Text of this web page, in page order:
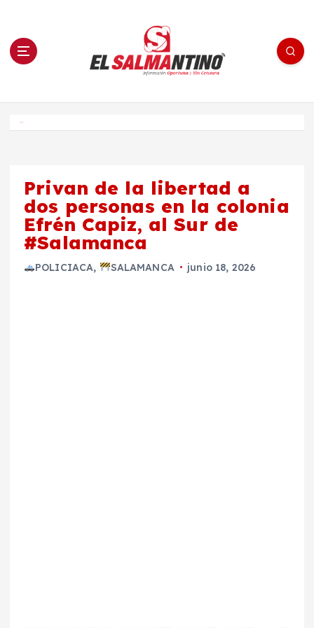
n El Salmantino - medios/noticias/editorial
Privan de la libertad a
dos personas en la colonia
Efrén Capiz, al Sur de
#Salamanca
POLICIACA, SALAMANCA junio 18, 2026